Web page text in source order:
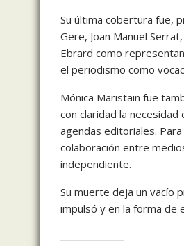
Su última cobertura fue,
Gere, Joan Manuel
Ebrard como
el periodismo como
Mónica Maristain fue
con claridad la
agendas editoriales.
colaboración entre
independiente.
Su muerte deja un vacío
impulsó y en la forma de